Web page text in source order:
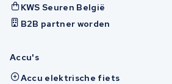
KWS Seuren België
B2B partner worden
Accu's
Accu elektrische fiets